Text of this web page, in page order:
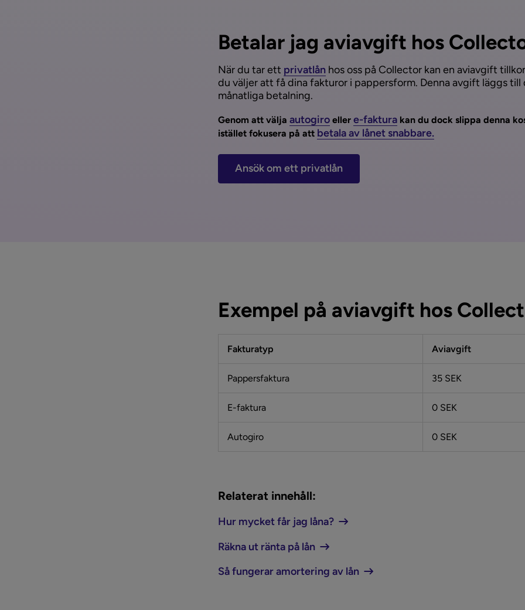
Betalar jag aviavgift hos
När du tar ett privatlån hos oss på Collector kan en aviavgift
du väljer att få dina fakturor i pappersform. Denna avgift läggs till
månatliga betalning.
Genom att välja autogiro eller e-faktura kan du dock slippa denna
istället fokusera på att betala av lånet snabbare.
Ansök om ett privatlån
Exempel på aviavgift hos
Fakturatyp Aviavgift
Pappersfaktura 35 SEK
E-faktura 0 SEK
Autogiro 0 SEK
Relaterat innehåll:
Hur mycket får jag låna?
Räkna ut ränta på lån
Så fungerar amortering av lån